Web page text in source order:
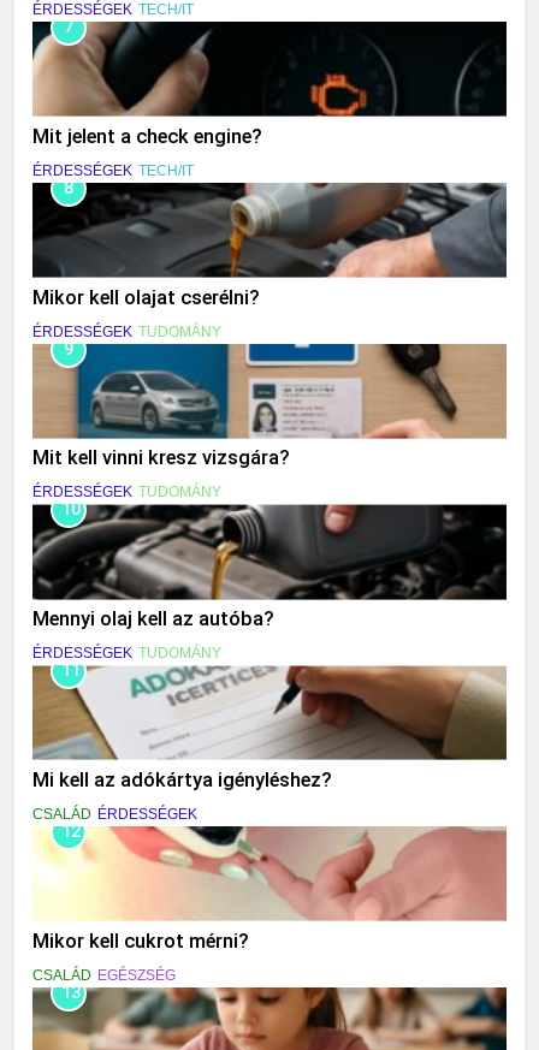
ÉRDESSÉGEK TECH/IT
7
Mit jelent a check engine?
ÉRDESSÉGEK TECH/IT
8
Mikor kell olajat cserélni?
ÉRDESSÉGEK TUDOMÁNY
9
Mit kell vinni kresz vizsgára?
ÉRDESSÉGEK TUDOMÁNY
10
Mennyi olaj kell az autóba?
ÉRDESSÉGEK TUDOMÁNY
11
Mi kell az adókártya igényléshez?
CSALÁD ÉRDESSÉGEK
12
Mikor kell cukrot mérni?
CSALÁD EGÉSZSÉG
13